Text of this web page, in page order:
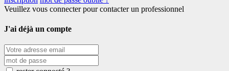
Veuillez vous connecter pour contacter un professionnel
J'ai déjà un compte